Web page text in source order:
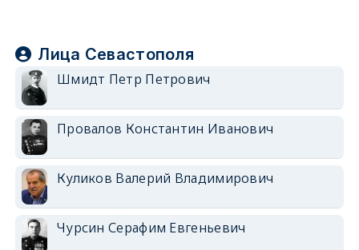
Лица Севастополя
Шмидт Петр Петрович
Провалов Константин Иванович
Куликов Валерий Владимирович
Чурсин Серафим Евгеньевич